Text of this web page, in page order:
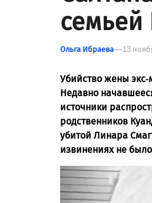
Ольга Ибраева 13
Убийство жены
Недавно
источники
родственников
убитой Линара
извинениях не